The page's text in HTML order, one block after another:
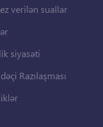
verilən suallar
siyasəti
Razılaşması